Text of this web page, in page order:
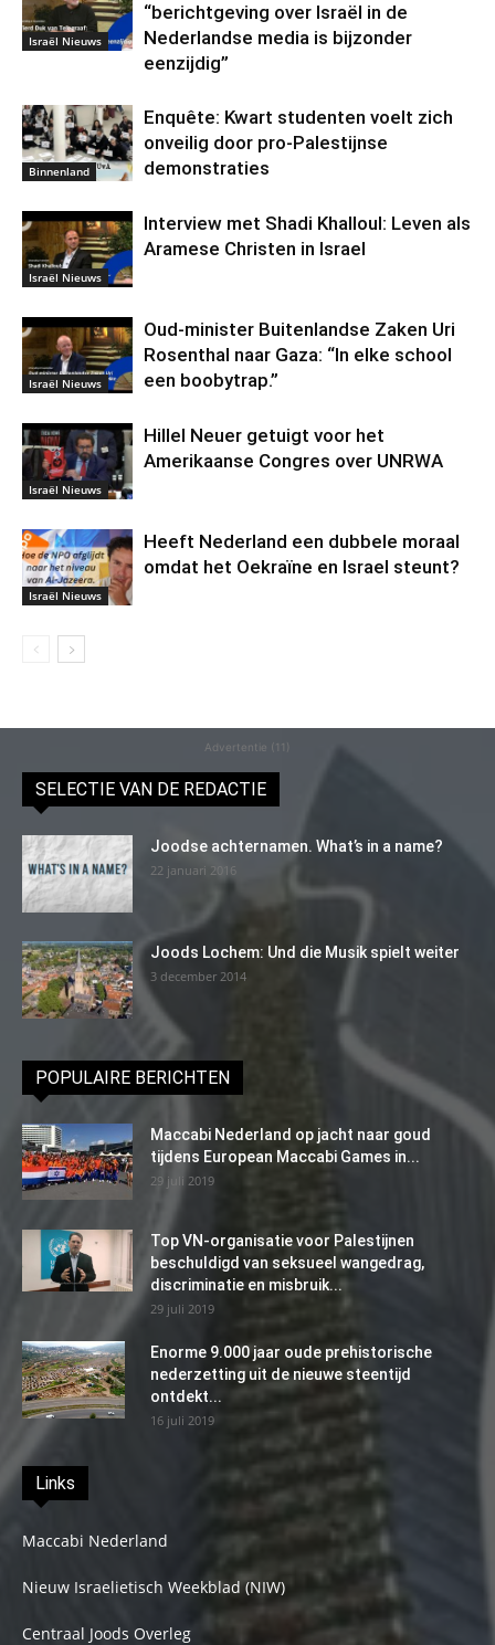
Israël Nieuws
“berichtgeving over Israël in de
Nederlandse media is bijzonder
eenzijdig”
Binnenland
Enquête: Kwart studenten voelt zich
onveilig door pro-Palestijnse
demonstraties
Israël Nieuws
Interview met Shadi Khalloul: Leven als
Aramese Christen in Israel
Israël Nieuws
Oud-minister Buitenlandse Zaken Uri
Rosenthal naar Gaza: “In elke school
een boobytrap.”
Israël Nieuws
Hillel Neuer getuigt voor het
Amerikaanse Congres over UNRWA
Israël Nieuws
Heeft Nederland een dubbele moraal
omdat het Oekraïne en Israel steunt?
Advertentie (11)
SELECTIE VAN DE REDACTIE
Joodse achternamen. What’s in a name?
22 januari 2016
Joods Lochem: Und die Musik spielt weiter
3 december 2014
POPULAIRE BERICHTEN
Maccabi Nederland op jacht naar goud
tijdens European Maccabi Games in...
29 juli 2019
Top VN-organisatie voor Palestijnen
beschuldigd van seksueel wangedrag,
discriminatie en misbruik...
29 juli 2019
Enorme 9.000 jaar oude prehistorische
nederzetting uit de nieuwe steentijd
ontdekt...
16 juli 2019
Links
Maccabi Nederland
Nieuw Israelietisch Weekblad (NIW)
Centraal Joods Overleg